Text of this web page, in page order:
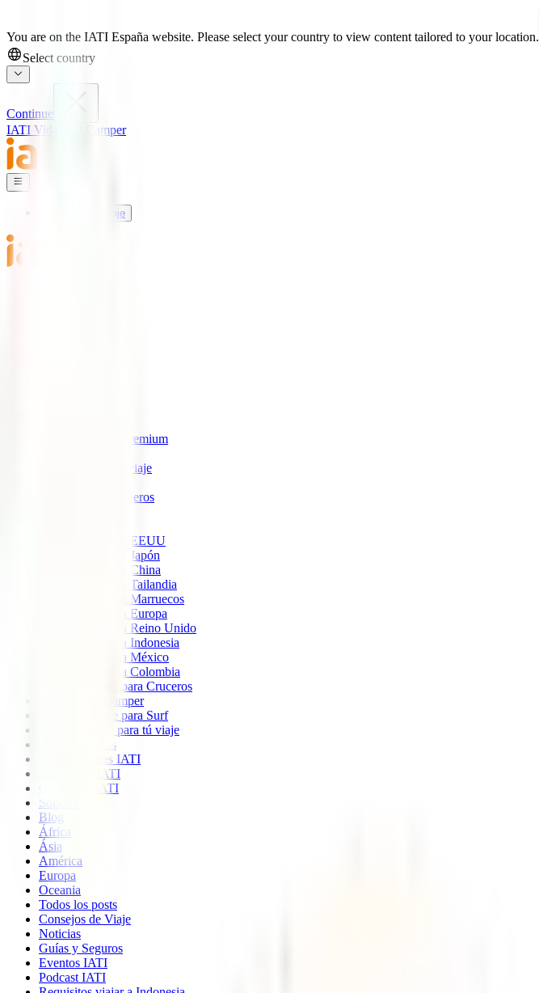
You are on the IATI España website. Please select your country to view content tailored to your location.
Select country
Continue
IATI Vida
IATI Camper
Seguros de Viaje
IATI Anulación Premium
IATI Anual Multiviaje
IATI Grandes Viajeros
Seguro de viaje a EEUU
Seguro de viaje a Japón
Seguro de viaje a China
Seguro de viaje a Tailandia
Seguro de viaje a Marruecos
Seguro de viaje a Europa
Seguro de viaje a Reino Unido
Seguro de viaje a Indonesia
Seguro de viaje a México
Seguro de viaje a Colombia
Seguro de viaje para Cruceros
Seguro para Camper
Seguro de viaje para Surf
Imprescindible para tú viaje
Quiénes somos
Colaboradores IATI
Descuento IATI
Opiniones IATI
Soporte
Blog
África
Ásia
América
Europa
Oceania
Todos los posts
Consejos de Viaje
Noticias
Guías y Seguros
Eventos IATI
Podcast IATI